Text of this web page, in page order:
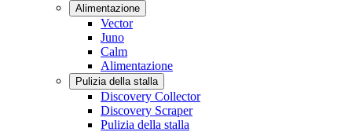
Alimentazione
Vector
Juno
Calm
Alimentazione
Pulizia della stalla
Discovery Collector
Discovery Scraper
Pulizia della stalla